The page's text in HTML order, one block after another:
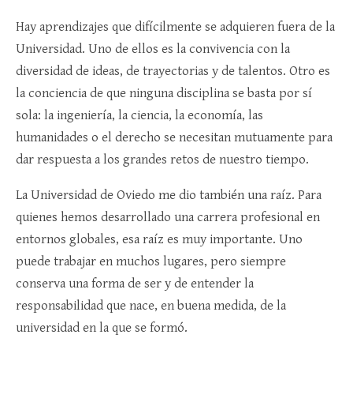
Hay aprendizajes que difícilmente se adquieren fuera de la
Universidad. Uno de ellos es la convivencia con la
diversidad de ideas, de trayectorias y de talentos. Otro es
la conciencia de que ninguna disciplina se basta por sí
sola: la ingeniería, la ciencia, la economía, las
humanidades o el derecho se necesitan mutuamente para
dar respuesta a los grandes retos de nuestro tiempo.
La Universidad de Oviedo me dio también una raíz. Para
quienes hemos desarrollado una carrera profesional en
entornos globales, esa raíz es muy importante. Uno
puede trabajar en muchos lugares, pero siempre
conserva una forma de ser y de entender la
responsabilidad que nace, en buena medida, de la
universidad en la que se formó.